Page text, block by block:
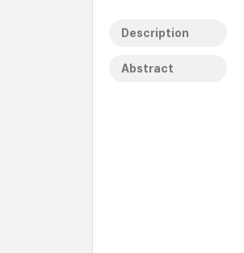
Description
Abstract